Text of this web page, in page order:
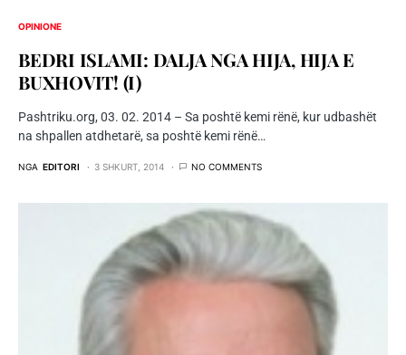
OPINIONE
BEDRI ISLAMI: DALJA NGA HIJA, HIJA E
BUXHOVIT! (I)
Pashtriku.org, 03. 02. 2014 – Sa poshtë kemi rënë, kur udbashët
na shpallen atdhetarë, sa poshtë kemi rënë…
NGA EDITORI 3 SHKURT, 2014 NO COMMENTS